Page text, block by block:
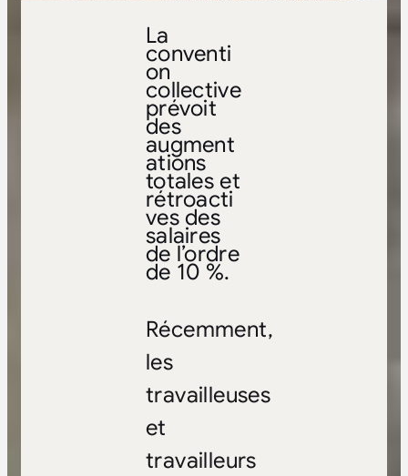
La
conventi
on
collective
prévoit
des
augment
ations
totales et
rétroacti
ves des
salaires
de l’ordre
de 10 %.
Récemment,
les
travailleuses
et
travailleurs